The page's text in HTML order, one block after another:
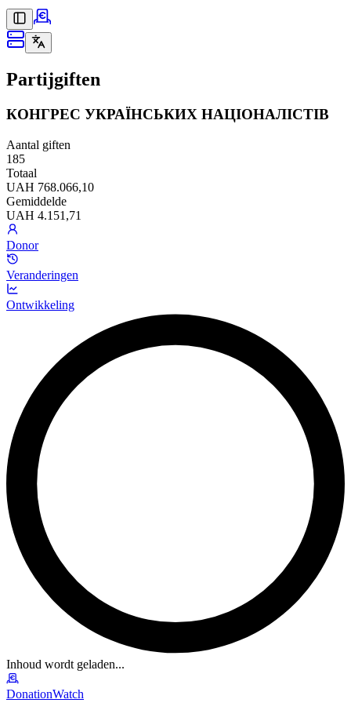
Partijgiften
КОНГРЕС УКРАЇНСЬКИХ НАЦІОНАЛІСТІВ
Aantal giften
185
Totaal
UAH 768.066,10
Gemiddelde
UAH 4.151,71
Donor
Veranderingen
Ontwikkeling
Inhoud wordt geladen...
DonationWatch